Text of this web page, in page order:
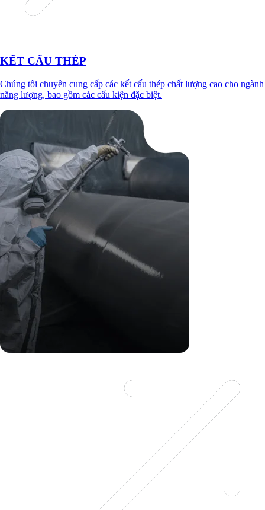
KẾT CẤU THÉP
Chúng tôi chuyên cung cấp các kết cấu thép chất lượng cao cho ngành
năng lượng, bao gồm các cấu kiện đặc biệt.